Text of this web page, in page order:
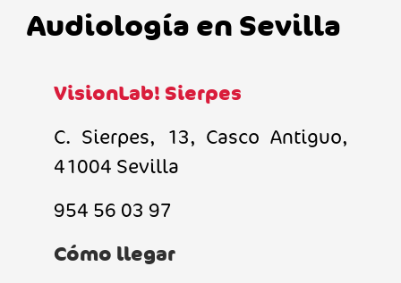
Audiología en Sevilla
VisionLab! Sierpes
C. Sierpes, 13, Casco Antiguo,
41004 Sevilla
954 56 03 97
Cómo llegar